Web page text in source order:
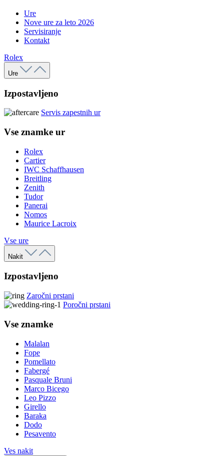
Ure
Nove ure za leto 2026
Servisiranje
Kontakt
Rolex
Ure
Izpostavljeno
Servis zapestnih ur
Vse znamke ur
Rolex
Cartier
IWC Schaffhausen
Breitling
Zenith
Tudor
Panerai
Nomos
Maurice Lacroix
Vse ure
Nakit
Izpostavljeno
Zaročni prstani
Poročni prstani
Vse znamke
Malalan
Fope
Pomellato
Fabergé
Pasquale Bruni
Marco Bicego
Leo Pizzo
Girello
Baraka
Dodo
Pesavento
Ves nakit